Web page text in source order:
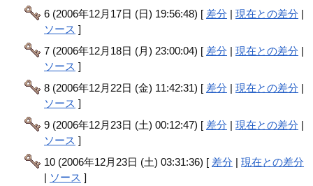
6 (2006年12月17日 (日) 19:56:48) [ 差分 |現在との差分 |
ソース ]
7 (2006年12月18日 (月) 23:00:04) [ 差分 |現在との差分 |
ソース ]
8 (2006年12月22日 (金) 11:42:31) [ 差分 |現在との差分 |
ソース ]
9 (2006年12月23日 (土) 00:12:47) [ 差分 |現在との差分 |
ソース ]
10 (2006年12月23日 (土) 03:31:36) [ 差分 |現在との差分
| ソース ]